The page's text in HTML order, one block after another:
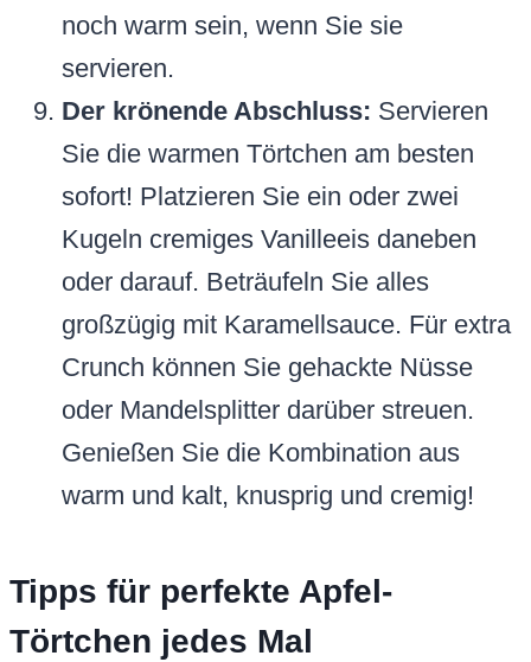
noch warm sein, wenn Sie sie
servieren.
Der krönende Abschluss: Servieren
Sie die warmen Törtchen am besten
sofort! Platzieren Sie ein oder zwei
Kugeln cremiges Vanilleeis daneben
oder darauf. Beträufeln Sie alles
großzügig mit Karamellsauce. Für extra
Crunch können Sie gehackte Nüsse
oder Mandelsplitter darüber streuen.
Genießen Sie die Kombination aus
warm und kalt, knusprig und cremig!
Tipps für perfekte Apfel-
Törtchen jedes Mal